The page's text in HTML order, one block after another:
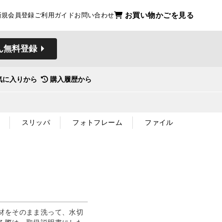
規会員登録ご利用ガイドお問い合わせ お買い物かごを見る
無料登録
に入りから 購入履歴から
スリッパ フォトフレーム ファイル
をそのまま洗って、水切